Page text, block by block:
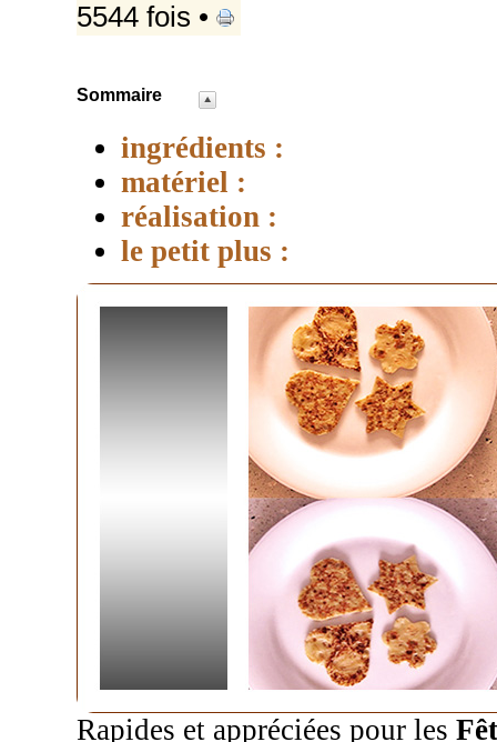
5544 fois •
Sommaire
ingrédients :
matériel :
réalisation :
le petit plus :
Rapides et appréciées pour les